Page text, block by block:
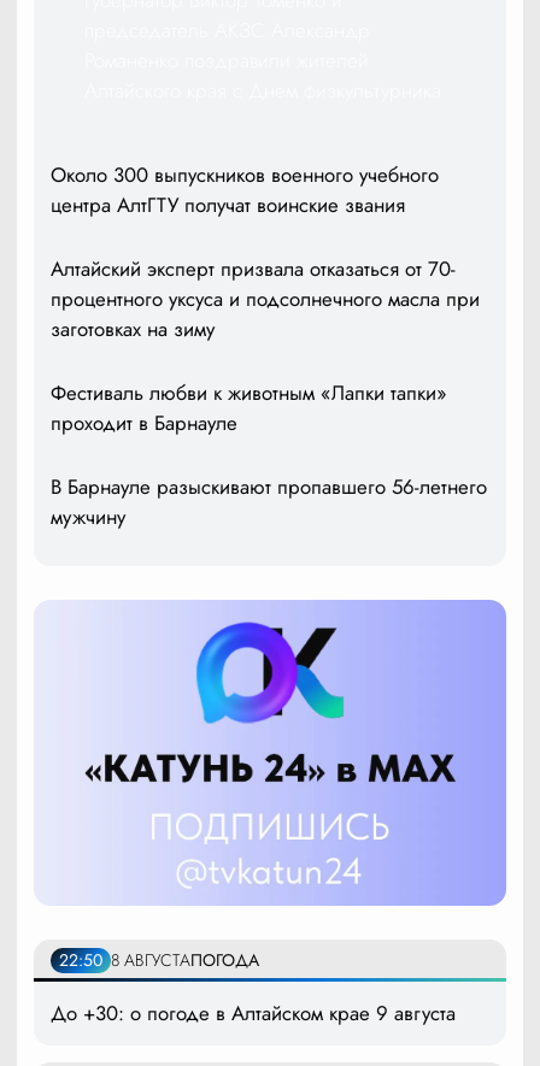
Около 300 выпускников военного учебного
центра АлтГТУ получат воинские звания
Алтайский эксперт призвала отказаться от 70-
процентного уксуса и подсолнечного масла при
заготовках на зиму
Фестиваль любви к животным «Лапки тапки»
проходит в Барнауле
В Барнауле разыскивают пропавшего 56-летнего
мужчину
22:50 8 АВГУСТАПОГОДА
До +30: о погоде в Алтайском крае 9 августа